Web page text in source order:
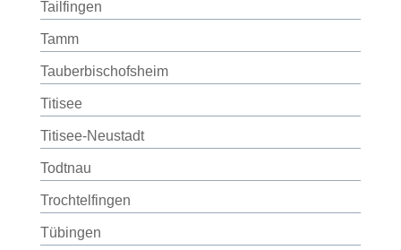
Tailfingen
Tamm
Tauberbischofsheim
Titisee
Titisee-Neustadt
Todtnau
Trochtelfingen
Tübingen